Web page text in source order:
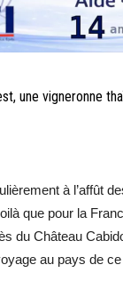
une vigneronne
à l’affût
que pour la
du Château
au pays de